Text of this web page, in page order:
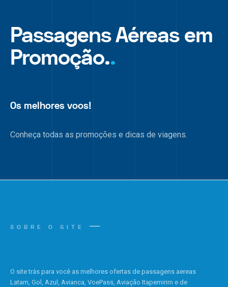
Passagens Aéreas em
Promoção..
Os melhores voos!
Conheça todas as promoções e dicas de viagens.
SOBRE O SITE
O site trás para você as melhores ofertas de passagens aereas
Latam, Gol, Azul, Avianca, VoePass, Aviação Itapemirim e de